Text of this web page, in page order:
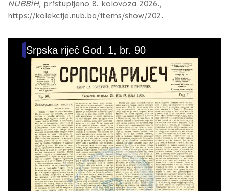
NUBBiH, pristupljeno 8. kolovoza 2026.,
https://kolekcije.nub.ba/items/show/202.
Srpska riječ God. 1, br. 90